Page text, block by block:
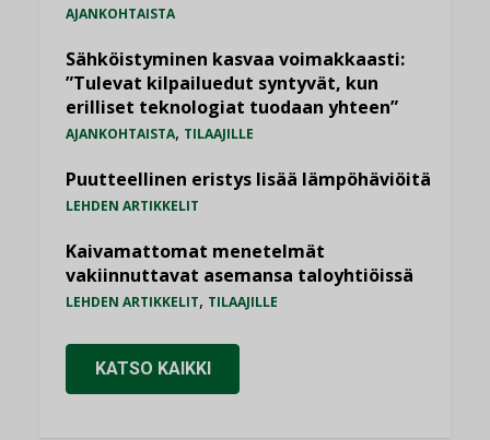
AJANKOHTAISTA
Sähköistyminen kasvaa voimakkaasti:
”Tulevat kilpailuedut syntyvät, kun
erilliset teknologiat tuodaan yhteen”
AJANKOHTAISTA, TILAAJILLE
Puutteellinen eristys lisää lämpöhäviöitä
LEHDEN ARTIKKELIT
Kaivamattomat menetelmät
vakiinnuttavat asemansa taloyhtiöissä
LEHDEN ARTIKKELIT, TILAAJILLE
KATSO KAIKKI